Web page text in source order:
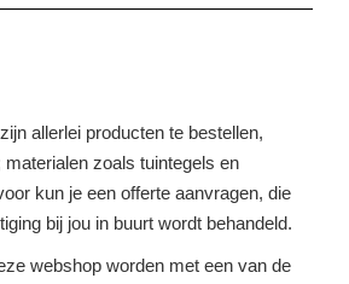
allerlei producten te bestellen,
materialen zoals tuintegels en
kun je een offerte aanvragen, die
bij jou in buurt wordt behandeld.
webshop worden met een van de